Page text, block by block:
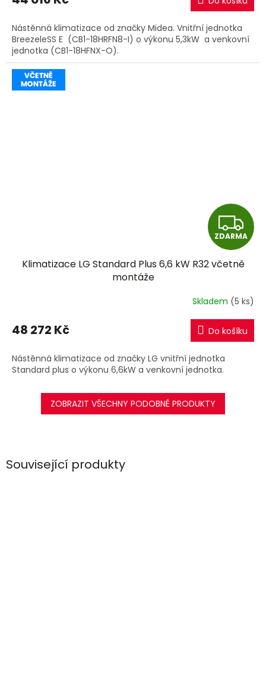
Související produkty
A
Nástěnná klimatizace od značky Midea. Vnitřní jednotka
BreezeleSS E (CB1-18HRFN8-I) o výkonu 5,3kW a venkovní
jednotka (CB1-18HFNX-O).
Z
D
A
R
M
A
ZDARMA
Klimatizace LG Standard Plus 6,6 kW R32 včetně
montáže
Skladem (5 ks)
48 272 Kč Do košíku
Nástěnná klimatizace od značky LG vnitřní jednotka
Standard plus o výkonu 6,6kW a venkovní jednotka.
ZOBRAZIT VŠECHNY PODOBNÉ PRODUKTY